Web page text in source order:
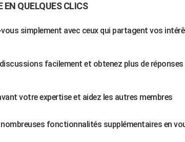
EN QUELQUES CLICS
simplement avec ceux qui partagent vos
facilement et obtenez plus de réponses
votre expertise et aidez les autres membres
fonctionnalités supplémentaires en